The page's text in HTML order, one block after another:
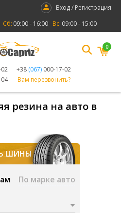
Вход / Регистрация
Сб: 09:00 - 16:00 Вс: 09:00 - 15:00
+38 (067) 000-17-02
Вам перезвонить?
0
резина на авто в
ШИНЫ
По марке авто